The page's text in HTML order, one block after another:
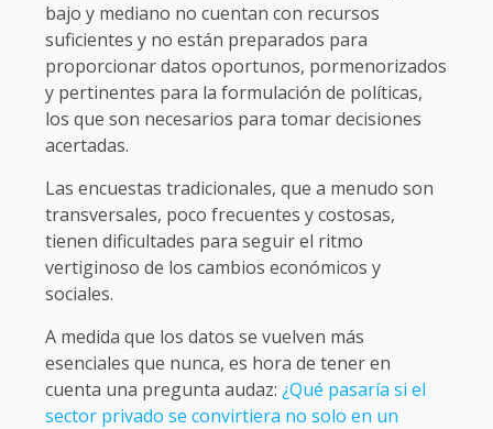
bajo y mediano no cuentan con recursos
suficientes y no están preparados para
proporcionar datos oportunos, pormenorizados
y pertinentes para la formulación de políticas,
los que son necesarios para tomar decisiones
acertadas.
Las encuestas tradicionales, que a menudo son
transversales, poco frecuentes y costosas,
tienen dificultades para seguir el ritmo
vertiginoso de los cambios económicos y
sociales.
A medida que los datos se vuelven más
esenciales que nunca, es hora de tener en
cuenta una pregunta audaz: ¿Qué pasaría si el
sector privado se convirtiera no solo en un